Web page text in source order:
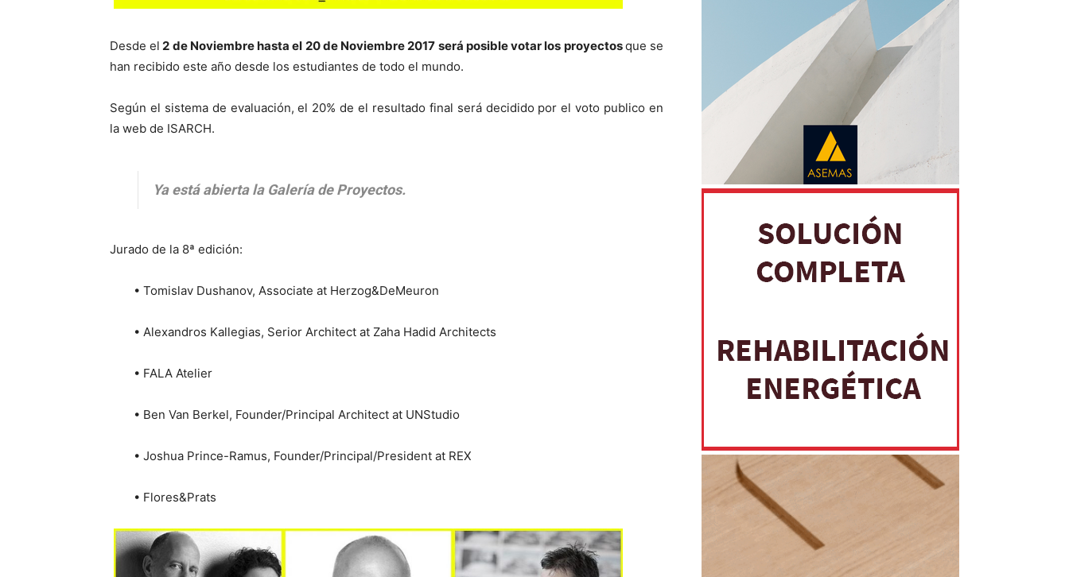
Desde el 2 de Noviembre hasta el 20 de Noviembre 2017 será posible votar los proyectosque se
han recibido este año desde los estudiantes de todo el mundo.
Según el sistema de evaluación, el 20% de el resultado final será decidido por el voto publico en
la web de ISARCH.
Ya está abierta la Galería de Proyectos.
Jurado de la 8ª edición:
• Tomislav Dushanov, Associate at Herzog&DeMeuron
• Alexandros Kallegias, Serior Architect at Zaha Hadid Architects
• FALA Atelier
• Ben Van Berkel, Founder/Principal Architect at UNStudio
• Joshua Prince-Ramus, Founder/Principal/President at REX
• Flores&Prats